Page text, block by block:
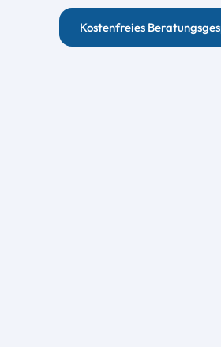
Kostenfreies